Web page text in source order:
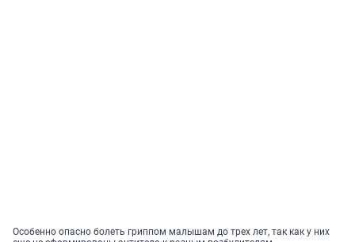
Особенно опасно болеть гриппом малышам до трех лет, так как у них